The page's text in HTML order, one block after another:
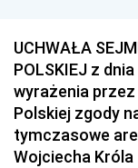
UCHWAŁA
POLSKIEJ z
wyrażenia
Polskiej zgody
tymczasowe
Wojciecha Króla